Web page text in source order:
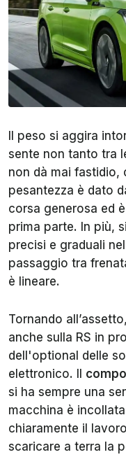
Il peso si aggira
sente non tanto tra
non dà mai fastidio,
pesantezza è dato
corsa generosa ed
prima parte. In più,
precisi e graduali
passaggio tra
è lineare.
Tornando
anche sulla RS in
dell'optional delle
elettronico. Il
si ha sempre una
macchina è
chiaramente il
scaricare a terra la